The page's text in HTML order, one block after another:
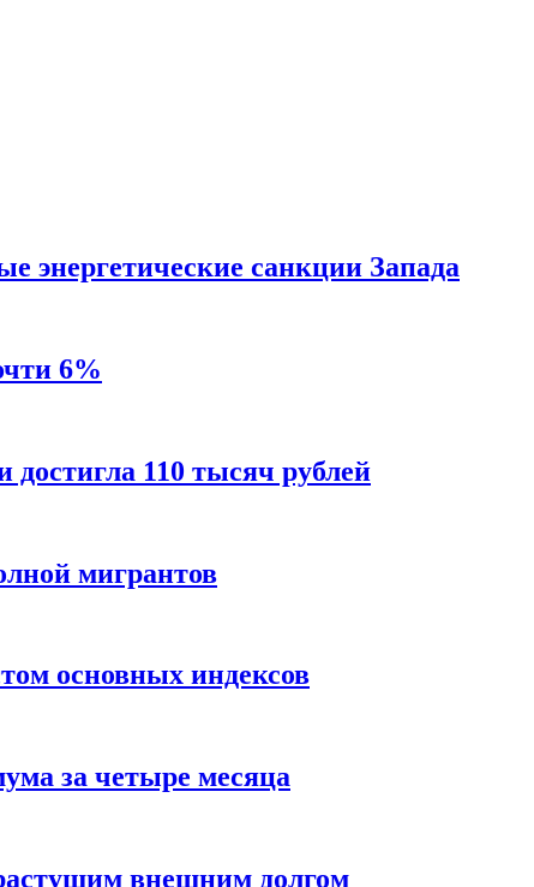
энергетические санкции Запада
6%
достигла 110 тысяч рублей
мигрантов
основных индексов
за четыре месяца
внешним долгом